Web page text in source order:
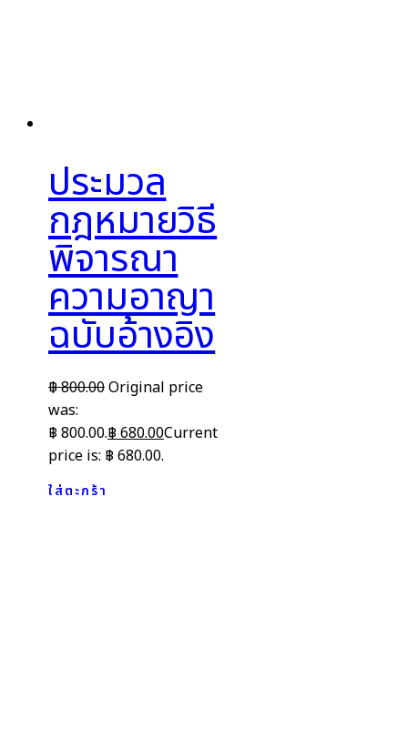
ประมวล
กฎหมายวิธี
พิจารณา
ความอาญา
ฉบับอ้างอิง
฿800.00Original price
was:
฿ 800.00.฿680.00Current
price is: ฿ 680.00.
ใส่ตะกร้า